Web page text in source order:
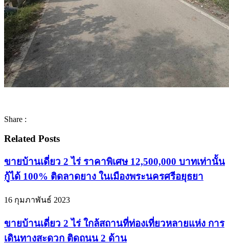
Share :
Related Posts
ขายบ้านเดี่ยว 2 ไร่ ราคาพิเศษ 12,500,000 บาทเท่านั้น
กู้ได้ 100% ติดลาดยาง ในเมืองพระนครศรีอยุธยา
16 กุมภาพันธ์ 2023
ขายบ้านเดี่ยว 2 ไร่ ใกล้สถานที่ท่องเที่ยวหลายแห่ง การ
เดินทางสะดวก ติดถนน 2 ด้าน